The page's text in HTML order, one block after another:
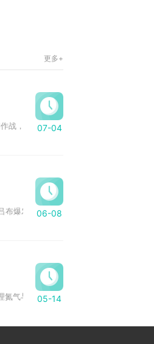
更多+
战，以持续性功勋积累、精准战术执行替...
07-04
爆发流也适合高层速推，核心是控制拉...
06-08
气与节奏、强化控车稳定性与失误修正...
05-14